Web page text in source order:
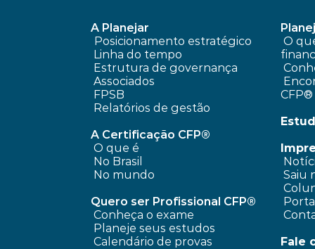
A Planejar
Posicionamento estratégico
Linha do tempo
Estrutura de governança
Associados
FPSB
Relatórios de gestão
A Certificação CFP®
O que é
No Brasil
No mundo
Quero ser Profissional CFP®
Conheça o exame
Planeje seus estudos
Calendário de provas
CFP®
Saiu
Fale